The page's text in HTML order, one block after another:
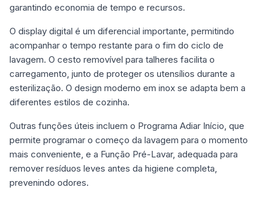
garantindo economia de tempo e recursos.
O display digital é um diferencial importante, permitindo
acompanhar o tempo restante para o fim do ciclo de
lavagem. O cesto removível para talheres facilita o
carregamento, junto de proteger os utensílios durante a
esterilização. O design moderno em inox se adapta bem a
diferentes estilos de cozinha.
Outras funções úteis incluem o Programa Adiar Início, que
permite programar o começo da lavagem para o momento
mais conveniente, e a Função Pré-Lavar, adequada para
remover resíduos leves antes da higiene completa,
prevenindo odores.